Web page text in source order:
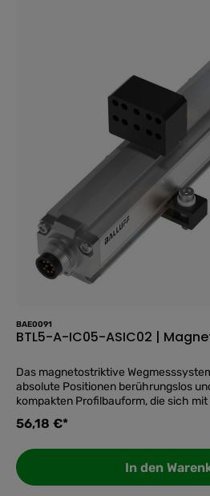
Messsystem handelt, steht die
nach dem Einschalten zur Verfügung
Wiederanlauf nach
Inbetriebnahme.IO-Link für
Link-1.1-Schnittstelle überträgt nicht
ermöglicht auch die Parametrierung
Gerätestatus-Informationen aus der
Messfrequenz von bis zu 1000 Hz
schnelle Bewegungsabläufe
auf einen BlickAbsolutmessung über
verfügbar, keine Referenzfahrt nach
nötig.Wiederholgenauigkeit ≤ ±10 µm:
Messwerte für anspruchsvolle
digitale Anbindung, Parametrierung
Steuerung.Messfrequenz bis 1000 Hz,
Bewegungserfassung bei robustem
Wasser.
BAE0091
BTL5-A-IC05-ASIC02 |
Das magnetostriktive
absolute Positionen berührungslos
kompakten Profilbauform, die sich
einfach in die Anlage integrieren
liefert es die Position sofort nach dem
Absolutmessung in der
berührungslos gegenüber dem Profil,
Kontakt und damit kein Abrieb
56,18 €*
In den